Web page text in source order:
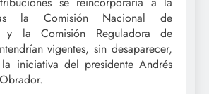
la Comisión Nacional de
y la Comisión Reguladora de
vigentes, sin desaparecer,
iniciativa del presidente Andrés